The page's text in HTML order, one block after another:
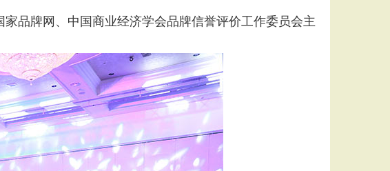
品牌网、中国商业经济学会品牌信誉评价工作委员会主